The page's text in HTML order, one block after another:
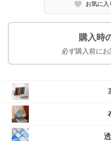
お気に入
購入時
必ず購入前にお